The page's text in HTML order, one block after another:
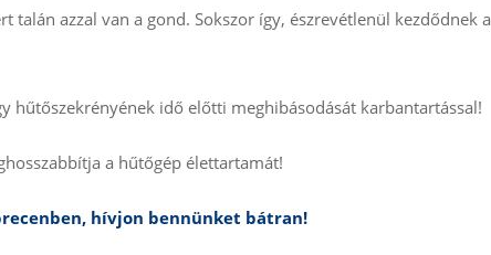
talán azzal van a gond. Sokszor így, észrevétlenül kezdődnek a
hűtőszekrényének idő előtti meghibásodását karbantartással!
a hűtőgép élettartamát!
hívjon bennünket bátran!